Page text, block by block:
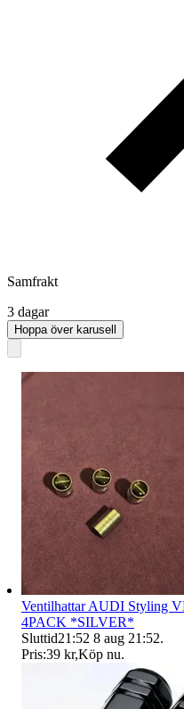
Samfrakt
3 dagar
Hoppa över karusell
Ventilhattar AUDI Styling
4PACK *SILVER*
Sluttid21:52 8 aug 21:52.
Pris:39 kr,Köp nu.